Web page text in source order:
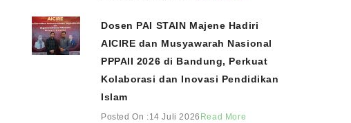
Dosen PAI STAIN Majene Hadiri
AICIRE dan Musyawarah Nasional
PPPAII 2026 di Bandung, Perkuat
Kolaborasi dan Inovasi Pendidikan
Islam
Posted On :14 Juli 2026 Read More